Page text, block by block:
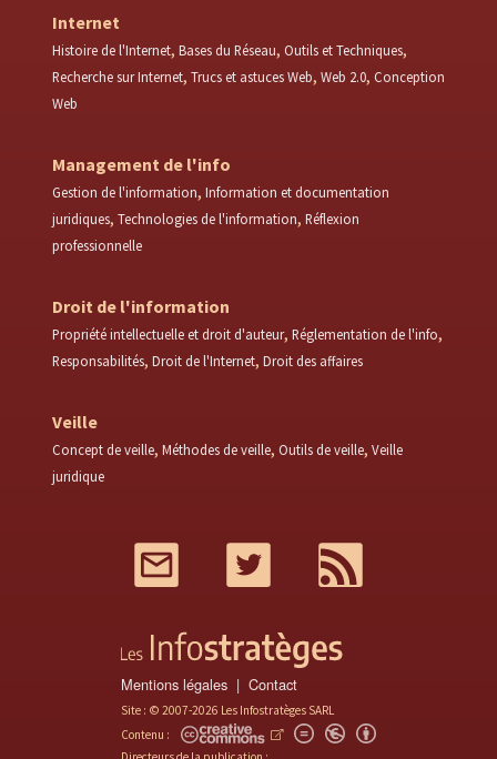
Internet
Histoire de l'Internet Bases du Réseau Outils et Techniques
Recherche sur Internet Trucs et astuces Web Web 2.0 Conception
Web
Management de l'info
Gestion de l'information Information et documentation
juridiques Technologies de l'information Réflexion
professionnelle
Droit de l'information
Propriété intellectuelle et droit d'auteur Réglementation de l'info
Responsabilités Droit de l'Internet Droit des affaires
Veille
Concept de veille Méthodes de veille Outils de veille Veille
juridique
Twitter
Mentions légales Contact
Site : © 2007-2026 Les Infostratèges SARL
Contenu :